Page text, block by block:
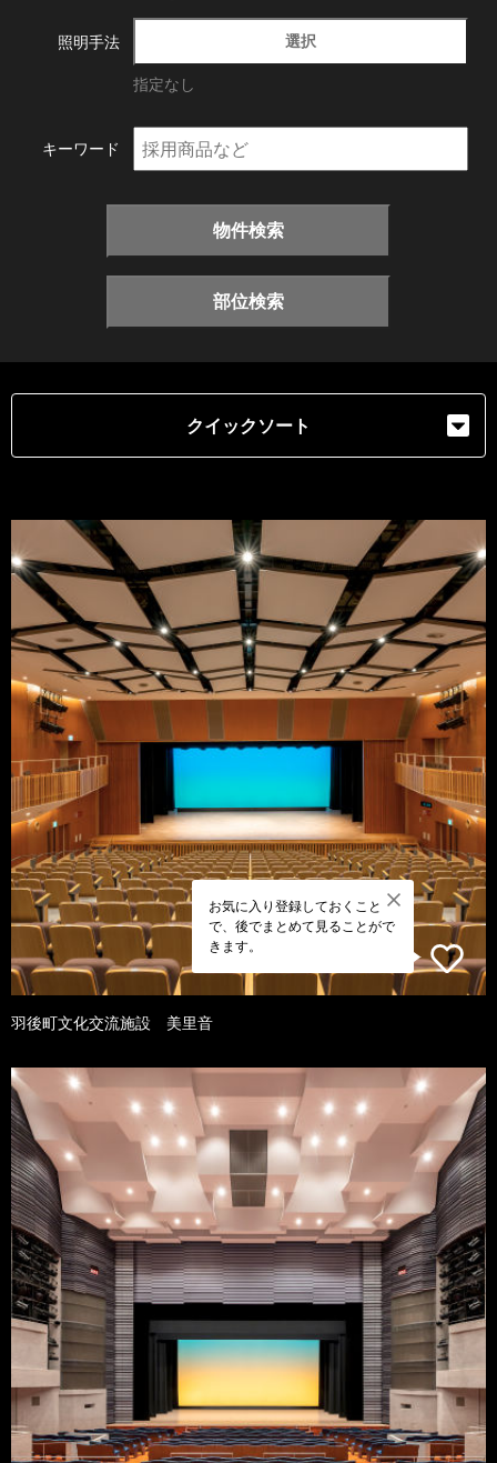
照明手法 選択
指定なし
キーワード
物件検索
部位検索
クイックソート
お気に入り登録しておくこと
で、後でまとめて見ることがで
きます。
羽後町文化交流施設 美里音